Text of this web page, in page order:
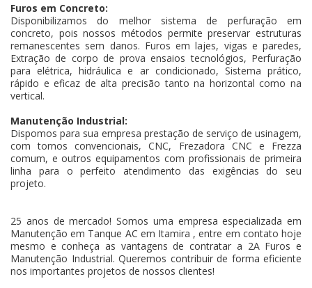
Furos em Concreto:
Disponibilizamos do melhor sistema de perfuração em
concreto, pois nossos métodos permite preservar estruturas
remanescentes sem danos. Furos em lajes, vigas e paredes,
Extração de corpo de prova ensaios tecnológios, Perfuração
para elétrica, hidráulica e ar condicionado, Sistema prático,
rápido e eficaz de alta precisão tanto na horizontal como na
vertical.
Manutenção Industrial:
Dispomos para sua empresa prestação de serviço de usinagem,
com tornos convencionais, CNC, Frezadora CNC e Frezza
comum, e outros equipamentos com profissionais de primeira
linha para o perfeito atendimento das exigências do seu
projeto.
25 anos de mercado! Somos uma empresa especializada em
Manutenção em Tanque AC em Itamira , entre em contato hoje
mesmo e conheça as vantagens de contratar a 2A Furos e
Manutenção Industrial. Queremos contribuir de forma eficiente
nos importantes projetos de nossos clientes!